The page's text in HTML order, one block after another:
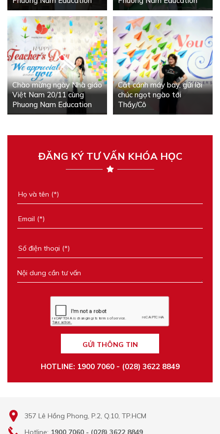
Chào mừng ngày Nhà giáo
Việt Nam 20/11 cùng
Phuong Nam Education
Cất cánh máy bay, gửi lời
chúc ngọt ngào tới
Thầy/Cô
ĐĂNG KÝ TƯ VẤN KHÓA HỌC
GỬI THÔNG TIN
HOTLINE: 1900 7060 - (028) 3622 8849
357 Lê Hồng Phong, P.2, Q.10, TP.HCM
Hotline: 1900 7060 - (028) 3622 8849